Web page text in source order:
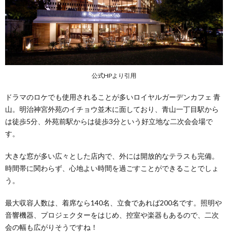
公式HPより引用
ドラマのロケでも使用されることが多いロイヤルガーデンカフェ 青
山。明治神宮外苑のイチョウ並木に面しており、青山一丁目駅から
は徒歩5分、外苑前駅からは徒歩3分という好立地な二次会会場で
す。
大きな窓が多い広々とした店内で、外には開放的なテラスも完備。
時間帯に関わらず、心地よい時間を過ごすことができることでしょ
う。
最大収容人数は、着席なら140名、立食であれば200名です。照明や
音響機器、プロジェクターをはじめ、控室や楽器もあるので、二次
会の幅も広がりそうですね！